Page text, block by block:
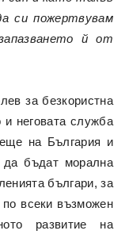
си пожертвувам
й от
за безкористна
и неговата служба
на България и
бъдат морална
българи, за
всеки възможен
развитие на